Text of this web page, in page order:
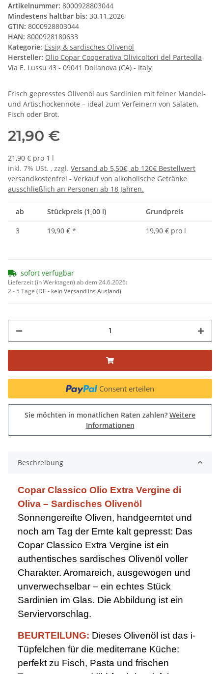
Artikelnummer: 8000928803044
Mindestens haltbar bis: 30.11.2026
GTIN: 8000928803044
HAN: 8000928180633
Kategorie: Essig & sardisches Olivenöl
Hersteller: Olio Copar Cooperativa Olivicoltori del Parteolla
Via E. Lussu 43 - 09041 Dolianova (CA) - Italy
Frisch gepresstes Olivenöl aus Sardinien mit feiner Mandel-
und Artischockennote – ideal zum Verfeinern von Salaten,
Fisch oder Brot.
21,90 €
21,90 € pro 1 l
inkl. 7% USt. , zzgl. Versand ab 5,50€, ab 120€ Bestellwert
versandkostenfrei - Verkauf von alkoholische Getränke
ausschließlich an Personen ab 18 Jahren.
ab Stückpreis (1,00 l) Grundpreis
3 19,90 € * 19,90 € pro l
sofort verfügbar
Lieferzeit (in Werktagen) ab dem 24.6.2026:
2 - 5 Tage (DE - kein Versand ins Ausland)
Consent erteilen
Sie möchten in monatlichen Raten zahlen? Weitere
Informationen
Beschreibung
Copar Classico Olio Extra Vergine di
Oliva – Sardisches Olivenöl
Sonnengereifte Oliven, handgeerntet und
noch am Tag der Ernte kalt gepresst: Das
Copar Classico Extra Vergine ist ein
authentisches sardisches Olivenöl voller
Charakter. Aromareich, ausgewogen und
unverwechselbar – ein echtes Stück
Sardinien im Glas. Die Abbildung ist ein
Serviervorschlag.
BEURTEILUNG: Dieses Olivenöl ist das i-
Tüpfelchen für die mediterrane Küche:
perfekt zu Fisch, Pasta und frischen